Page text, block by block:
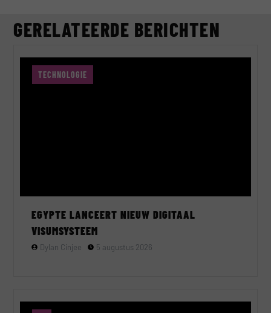
GERELATEERDE BERICHTEN
TECHNOLOGIE
EGYPTE LANCEERT NIEUW DIGITAAL
VISUMSYSTEEM
Dylan Cinjee 5 augustus 2026